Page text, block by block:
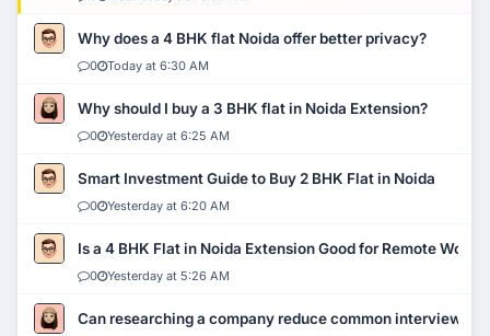
Why does a 4 BHK flat Noida offer better privacy?
0 Today at 6:30 AM
Why should I buy a 3 BHK flat in Noida Extension?
0 Yesterday at 6:25 AM
Smart Investment Guide to Buy 2 BHK Flat in Noida
0 Yesterday at 6:20 AM
Is a 4 BHK Flat in Noida Extension Good for Remote Work?
0 Yesterday at 5:26 AM
Can researching a company reduce common interview